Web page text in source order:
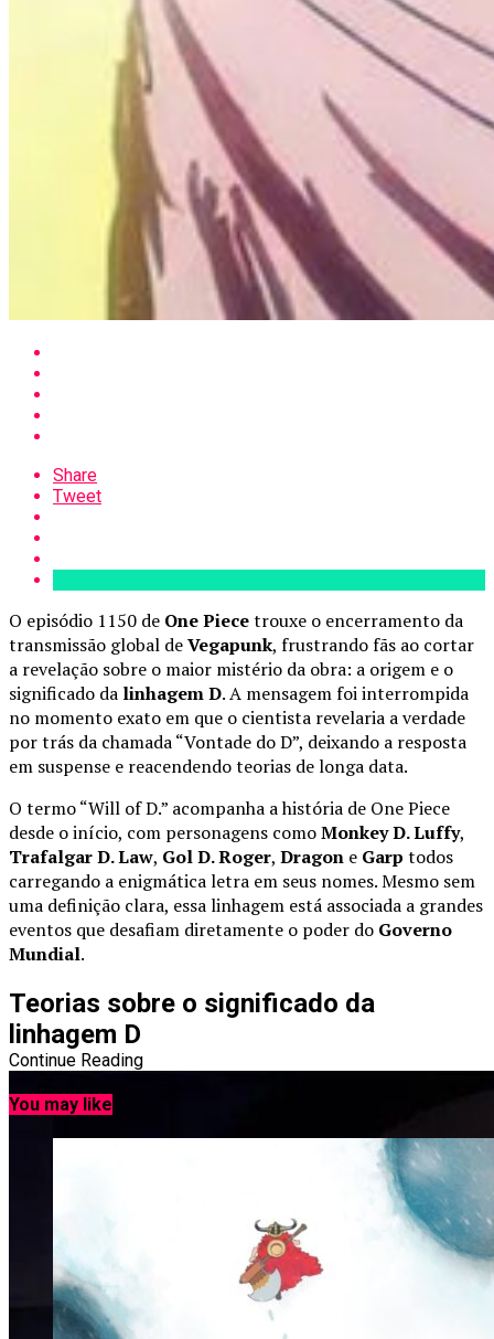
Share
Tweet
O episódio 1150 de One Piecetrouxe o encerramento da
transmissão global deVegapunk, frustrando fãs ao cortar
a revelação sobre o maior mistério da obra: a origem e o
significado da linhagem D. A mensagem foi interrompida
no momento exato em que o cientista revelaria a verdade
por trás da chamada “Vontade do D”, deixando a resposta
em suspense e reacendendo teorias de longa data.
O termo “Will of D.” acompanha a história de One Piece
desde o início, com personagens comoMonkey D. Luffy,
Trafalgar D. Law, Gol D. Roger, Dragon e Garp todos
carregando a enigmática letra em seus nomes. Mesmo sem
uma definição clara, essa linhagem está associada a grandes
eventos que desafiam diretamente o poder do Governo
Mundial.
Teorias sobre o significado da
linhagem D
Continue Reading
You may like